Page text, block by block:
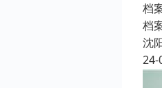
档
档
沈
24-